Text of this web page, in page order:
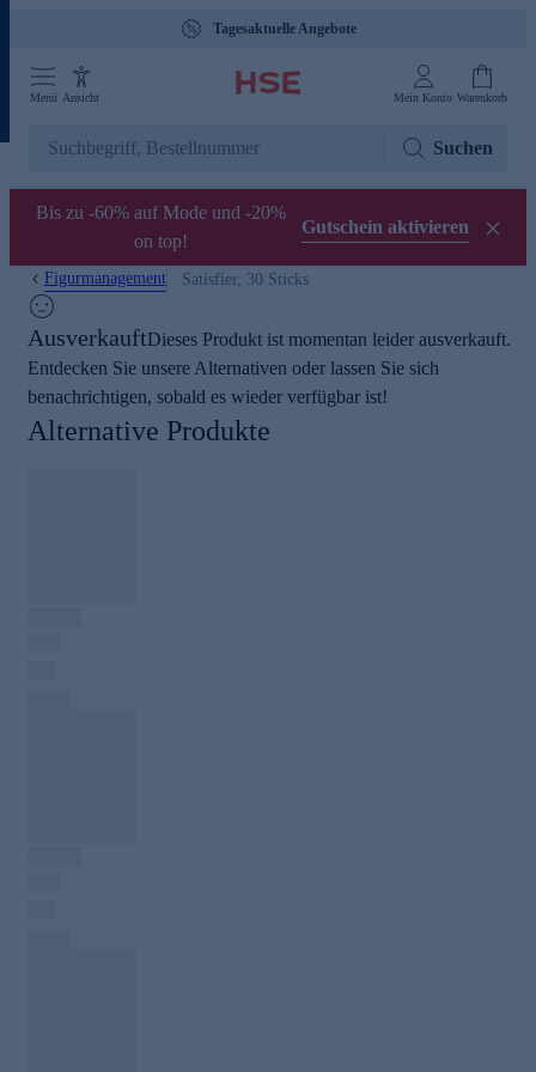
Tagesaktuelle Angebote
Menü Ansicht Mein Konto Warenkorb
Suchen
Bis zu -60% auf Mode und -20%
on top!
Gutschein aktivieren
Figurmanagement Satisfier, 30 Sticks
AusverkauftDieses Produkt ist momentan leider ausverkauft.
Entdecken Sie unsere Alternativen oder lassen Sie sich
benachrichtigen, sobald es wieder verfügbar ist!
Alternative Produkte